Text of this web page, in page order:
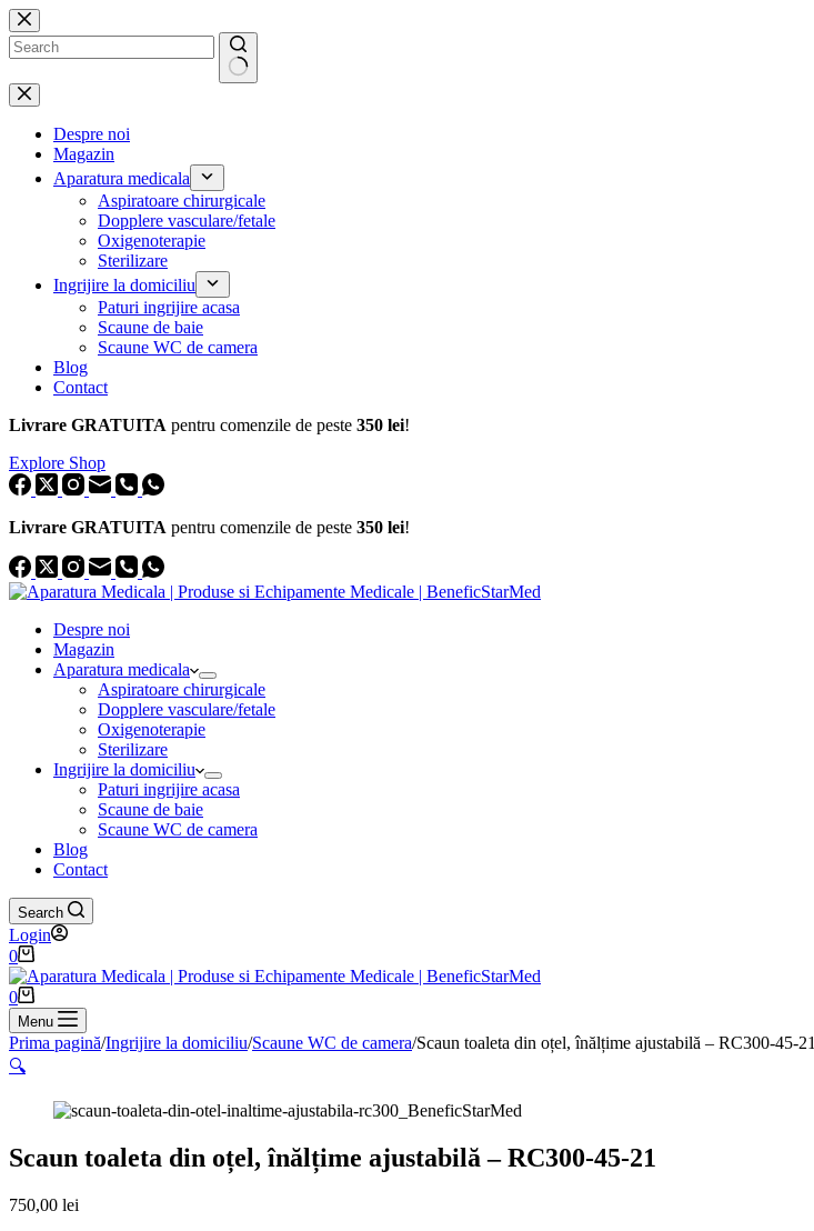
Sari
la
conținut
Niciun
rezultat
Despre noi
Magazin
Aparatura medicala
Aspiratoare chirurgicale
Dopplere vasculare/fetale
Oxigenoterapie
Sterilizare
Ingrijire la domiciliu
Paturi ingrijire acasa
Scaune de baie
Scaune WC de camera
Blog
Contact
Livrare GRATUITA pentru comenzile de peste 350 lei!
Explore Shop
Livrare GRATUITA pentru comenzile de peste 350 lei!
Despre noi
Magazin
Aparatura medicala
Aspiratoare chirurgicale
Dopplere vasculare/fetale
Oxigenoterapie
Sterilizare
Ingrijire la domiciliu
Paturi ingrijire acasa
Scaune de baie
Scaune WC de camera
Blog
Contact
Search
Login
Coș
de
cumpărături
0
Coș
de
cumpărături
0
Menu
Prima pagină/Ingrijire la domiciliu/Scaune WC de camera/Scaun toaleta din oțel, înălțime ajustabilă – RC300-45-21
🔍
Scaun toaleta din oțel, înălțime ajustabilă – RC300-45-21
750,00 lei